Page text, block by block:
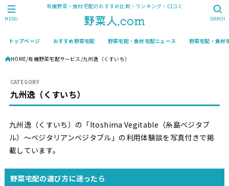
有機野菜・食材宅配のおすすめ比較・ランキング・口コミ
トップページ おすすめ野菜宅配 野菜宅配・食材宅配ニュース 野菜宅配・食材
SEARCH
MENU
HOME 有機野菜宅配サービス 九州逸（くすいち）
九州逸（くすいち）
九州逸（くすいち）の「Itoshima Vegitable（糸島ベジタブ
ル）〜ベジタリアンベジタブル」の利用体験談を写真付きで掲
載しています。
野菜宅配の選び方に迷ったら